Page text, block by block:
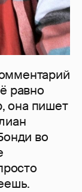
равно
она пишет
во